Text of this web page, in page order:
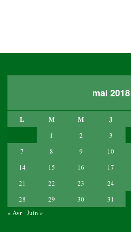
mai 2018
L M M J
1 2 3
7
8 9 10
14
15 16 17
21
22 23 24
28
29 30
31
« Avr Juin »